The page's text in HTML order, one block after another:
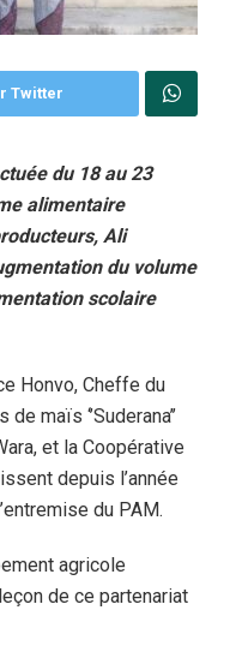
Twitter
du 18 au 23
alimentaire
Ali
du volume
scolaire
Honvo, Cheffe du
maïs ‘’Suderana’’
et la Coopérative
depuis l’année
du PAM.
agricole
de ce partenariat